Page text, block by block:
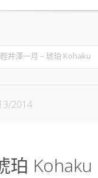
輕井澤一月 – 琥珀 Kohaku
2014
珀 Kohaku